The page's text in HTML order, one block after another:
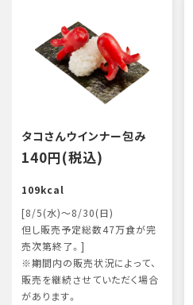
タコさんウインナー包み
140円(税込)
109kcal
[8/5(水)～8/30(日)
但し販売予定総数47万食が完
売次第終了。]
※期間内の販売状況によって、
販売を継続させていただく場合
があります。